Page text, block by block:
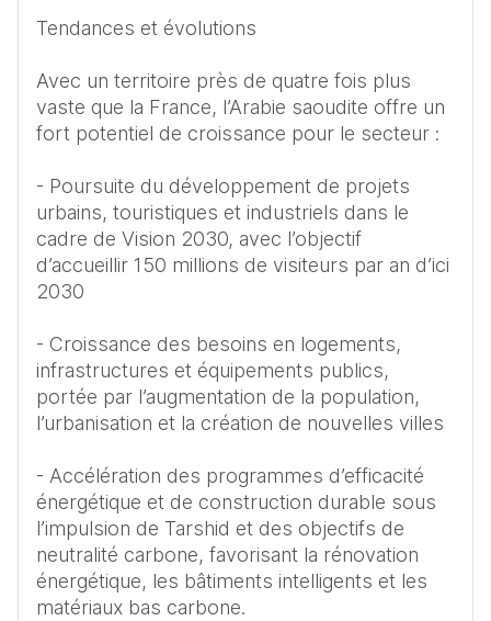
Tendances et évolutions
Avec un territoire près de quatre fois plus
vaste que la France, l’Arabie saoudite offre un
fort potentiel de croissance pour le secteur :
- Poursuite du développement de projets
urbains, touristiques et industriels dans le
cadre de Vision 2030, avec l’objectif
d’accueillir 150 millions de visiteurs par an d’ici
2030
- Croissance des besoins en logements,
infrastructures et équipements publics,
portée par l’augmentation de la population,
l’urbanisation et la création de nouvelles villes
- Accélération des programmes d’efficacité
énergétique et de construction durable sous
l’impulsion de Tarshid et des objectifs de
neutralité carbone, favorisant la rénovation
énergétique, les bâtiments intelligents et les
matériaux bas carbone.